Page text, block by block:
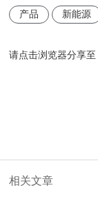
产品 新能源
请点击浏览器分享至
相关文章